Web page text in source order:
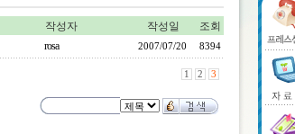
작성자 작성일 조회
rosa 2007/07/20 8394
1 2 3